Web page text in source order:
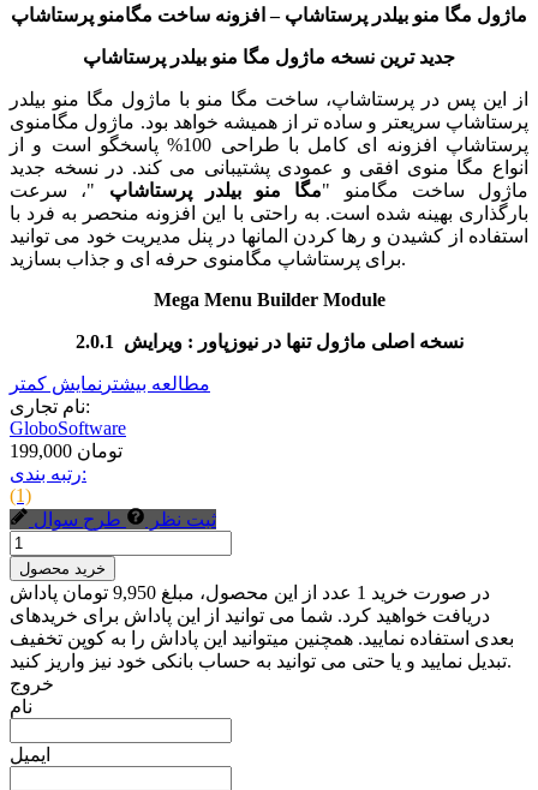
ماژول مگا منو بیلدر پرستاشاپ – افزونه ساخت مگامنو پرستاشاپ
جدید ترین نسخه ماژول مگا منو بیلدر پرستاشاپ
از این پس در پرستاشاپ، ساخت مگا منو با ماژول مگا منو بیلدر
پرستاشاپ سریعتر و ساده تر از همیشه خواهد بود. ماژول مگامنوی
پرستاشاپ
افزونه ای کامل با طراحی 100% پاسخگو است و از
انواع مگا منوی افقی و عمودی پشتیبانی می کند. در نسخه جدید
ماژول ساخت مگامنو "مگا منو بیلدر پرستاشاپ "، سرعت
بارگذاری بهینه شده است. به راحتی با این افزونه منحصر به فرد با
استفاده از کشیدن و رها کردن المانها در پنل مدیریت خود می توانید
برای پرستاشاپ مگامنوی حرفه ای و جذاب بسازید.
Mega Menu Builder Module
نسخه اصلی ماژول تنها در نیوزپاور : ویرایش 2.0.1
مطالعه بیشتر نمایش کمتر
نام تجاری:
GloboSoftware
199,000 تومان
رتبه بندی:
(1)
ثبت نظر
طرح سوال
خرید محصول
در صورت خرید 1 عدد از این محصول، مبلغ 9,950 تومان پاداش
دریافت خواهید کرد. شما می توانید از این پاداش برای خریدهای
بعدی استفاده نمایید. همچنین میتوانید این پاداش را به کوپن تخفیف
تبدیل نمایید و یا حتی می توانید به حساب بانکی خود نیز واریز کنید.
خروج
نام
ایمیل